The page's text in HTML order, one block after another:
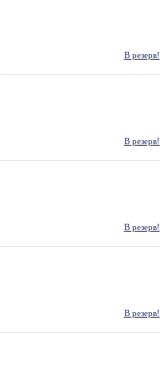
В резерв!
В резерв!
В резерв!
В резерв!